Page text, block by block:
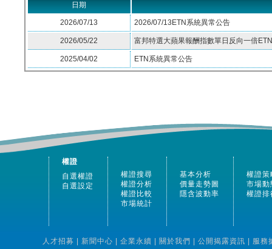
日期
2026/07/13 2026/07/13ETN系統異常公告
2026/05/22 富邦特選大蘋果報酬指數單日反向一倍
2025/04/02 ETN系統異常公告
權證
自選權證
自選設定
權證搜尋
權證分析
權證比較
市場統計
基本分析
價量走勢圖
隱含波動率
權證策
市場動
權證排
人才招募 新聞中心 企業永續 關於我們 公開揭露資訊
服務